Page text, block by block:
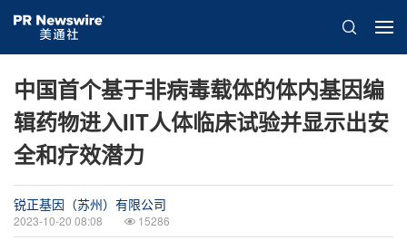
中国首个基于非病毒载体的体内基因编
辑药物进入IIT人体临床试验并显示出安
全和疗效潜力
锐正基因（苏州）有限公司
2023-10-20 08:08 15286